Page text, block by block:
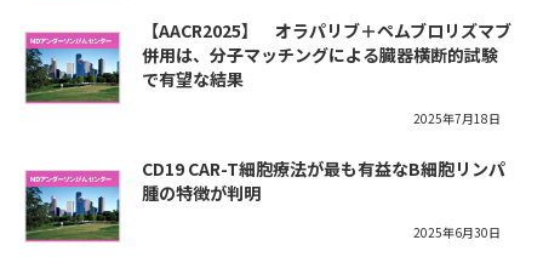
【AACR2025】 オラパリブ＋ペムブロリズマブ
併用は、分子マッチングによる臓器横断的試験
で有望な結果
2025年7月18日
CD19 CAR-T細胞療法が最も有益なB細胞リンパ
腫の特徴が判明
2025年6月30日